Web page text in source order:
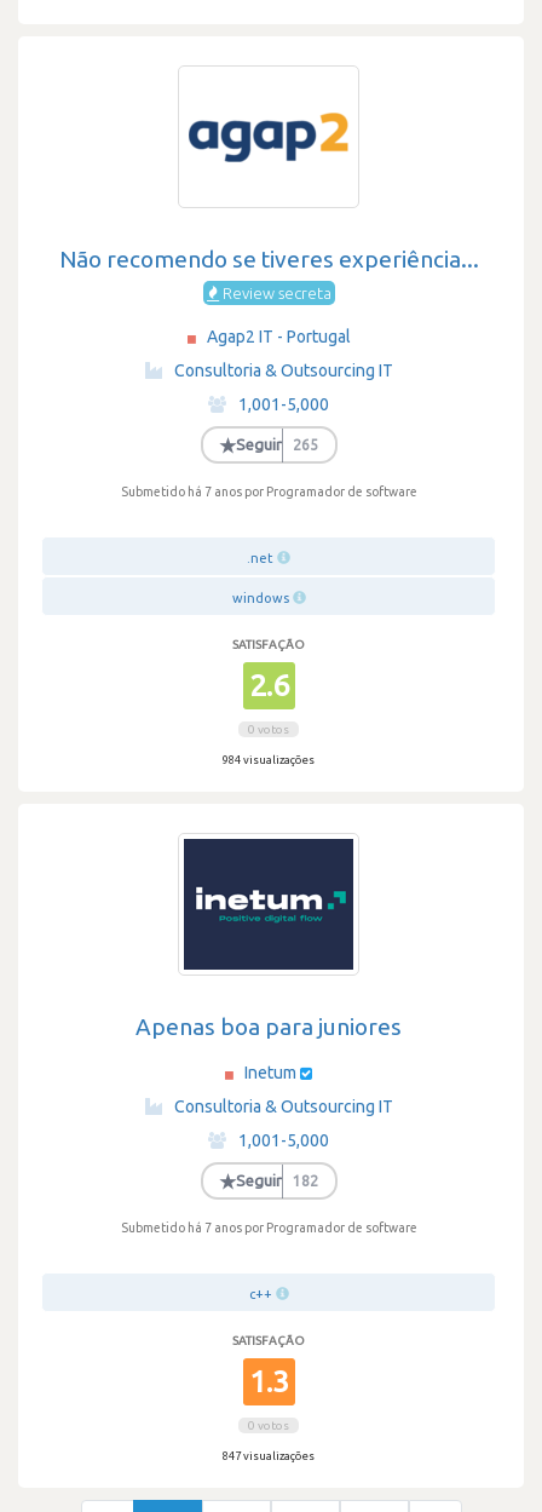
Não recomendo se tiveres experiência...
Review secreta
Agap2 IT - Portugal
·
Consultoria & Outsourcing IT
·
1,001-5,000
·
★Seguir 265
Submetido há 7 anos por Programador de software
.net
windows
SATISFAÇÃO
2.6
0 votos
984 visualizações
Apenas boa para juniores
Inetum
·
Consultoria & Outsourcing IT
·
1,001-5,000
·
★Seguir 182
Submetido há 7 anos por Programador de software
c++
SATISFAÇÃO
1.3
0 votos
847 visualizações